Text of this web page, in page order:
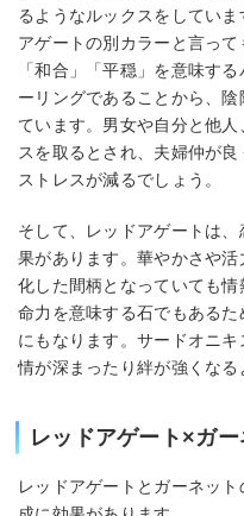
るようなルックスをしてい
アゲートの別カラーと言って
「和合」「平穏」を意味す
ーリングであることから、
ています。男女や自分と他
スを取るとされ、夫婦仲が
ストレスが減るでしょう。
そして、レッドアゲートは
果があります。華やかさや
化した間柄となっていても
命力を意味する石でもある
にもなります。サードオニ
情が深まったり絆が強くなる
レッドアゲート×ガー
レッドアゲートとガーネッ